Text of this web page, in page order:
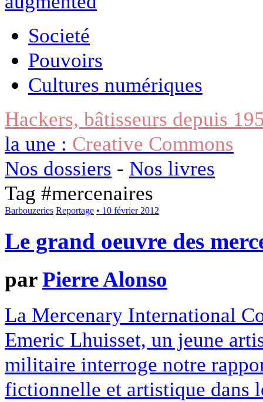
Societé
Pouvoirs
Cultures numériques
Hackers, bâtisseurs depuis
la une : Creative Commons
Nos dossiers - Nos livres
Tag #mercenaires
Barbouzeries Reportage • 10 février 2012
Le grand oeuvre des
parPierre Alonso
La Mercenary International
Emeric Lhuisset, un jeune
militaire interroge notre
fictionnelle et artistique dans